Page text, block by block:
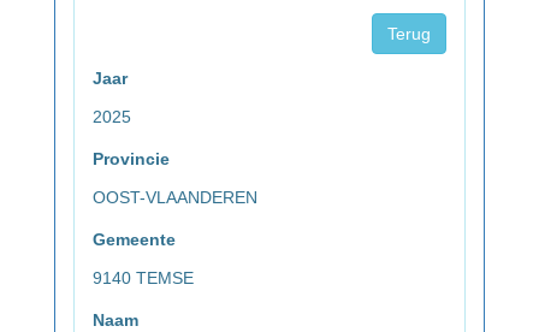
Terug
Jaar
2025
Provincie
OOST-VLAANDEREN
Gemeente
9140 TEMSE
Naam